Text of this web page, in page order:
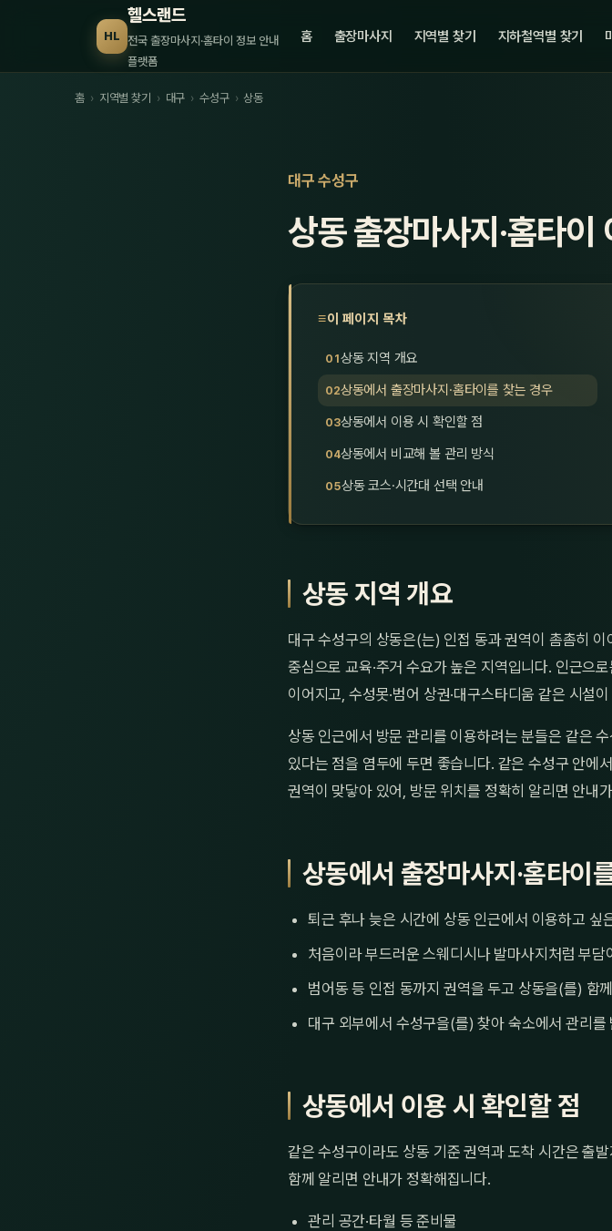
HL
헬스랜드
전국 출장마사지·홈타이 정보 안내
플랫폼
홈 출장마사지 지역별 찾기 지하철역별 찾기
홈 › 지역별 찾기 › 대구 › 수성구 › 상동
대구 수성구
상동 출장마사지·홈타이
이 페이지 목차
상동 지역 개요
상동에서 출장마사지·홈타이를 찾는 경우
상동에서 이용 시 확인할 점
상동에서 비교해 볼 관리 방식
상동 코스·시간대 선택 안내
상동 지역 개요
대구 수성구의 상동은(는) 인접 동과 권역이 촘촘히
중심으로 교육·주거 수요가 높은 지역입니다. 인근으
이어지고, 수성못·범어 상권·대구스타디움 같은 시설
상동 인근에서 방문 관리를 이용하려는 분들은 같은
있다는 점을 염두에 두면 좋습니다. 같은 수성구 안에
권역이 맞닿아 있어, 방문 위치를 정확히 알리면 안내
상동에서 출장마사지·홈타이
퇴근 후나 늦은 시간에 상동 인근에서 이용하고 싶
처음이라 부드러운 스웨디시나 발마사지처럼 부
범어동 등 인접 동까지 권역을 두고 상동을(를) 함
대구 외부에서 수성구을(를) 찾아 숙소에서 관리를
상동에서 이용 시 확인할 점
같은 수성구이라도 상동 기준 권역과 도착 시간은 출
함께 알리면 안내가 정확해집니다.
관리 공간·타월 등 준비물